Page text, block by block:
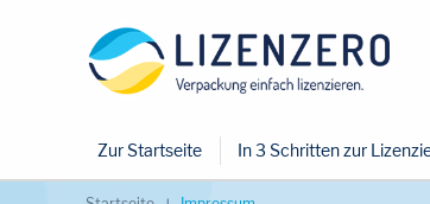
Zur Startseite In 3 Schritten zur